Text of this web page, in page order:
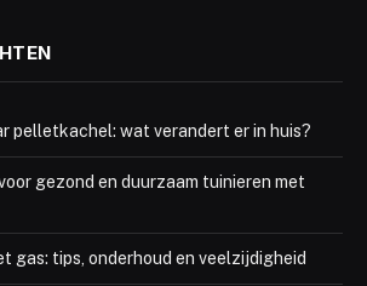
pelletkachel: wat verandert er in huis?
gezond en duurzaam tuinieren met
gas: tips, onderhoud en veelzijdigheid